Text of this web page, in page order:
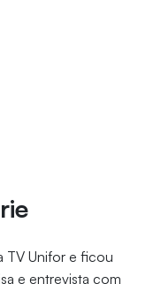
TV Unifor e ficou
e entrevista com